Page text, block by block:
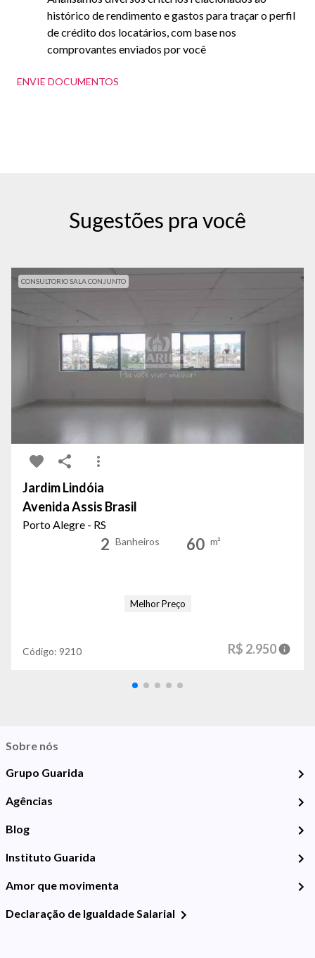
histórico de rendimento e gastos para traçar o perfil
de crédito dos locatários, com base nos
comprovantes enviados por você
ENVIE DOCUMENTOS
Sugestões pra você
CONSULTORIO SALA CONJUNTO
Jardim Lindóia
Avenida Assis Brasil
Porto Alegre - RS
2 Banheiros 60 m²
Melhor Preço
Código: 9210 R$ 2.950
Sobre nós
Grupo Guarida
Agências
Blog
Instituto Guarida
Amor que movimenta
Declaração de Igualdade Salarial